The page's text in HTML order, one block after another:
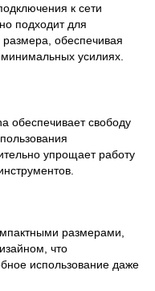
к сети
подходит для
размера, обеспечивая
усилиях.
обеспечивает свободу
упрощает работу
размерами,
что
использование даже